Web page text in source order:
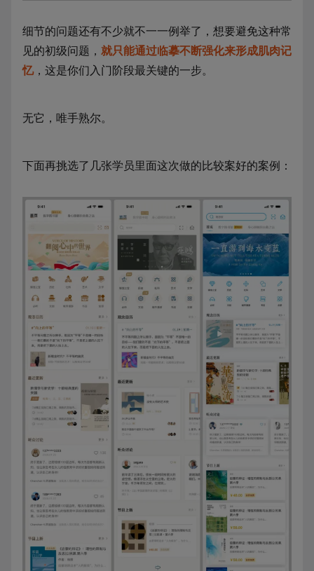
细节的问题还有不少就不一一例举了，想要避免这种常
见的初级问题， 就只能通过临摹不断强化来形成肌肉记
忆，这是你们入门阶段最关键的一步。
无它，唯手熟尔。
下面再挑选了几张学员里面这次做的比较案好的案例：